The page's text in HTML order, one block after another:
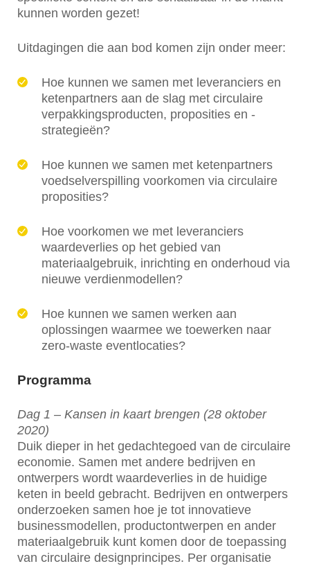
kunnen worden gezet!
Uitdagingen die aan bod komen zijn onder meer:
Hoe kunnen we samen met leveranciers en
ketenpartners aan de slag met circulaire
verpakkingsproducten, proposities en -
strategieën?
Hoe kunnen we samen met ketenpartners
voedselverspilling voorkomen via circulaire
proposities?
Hoe voorkomen we met leveranciers
waardeverlies op het gebied van
materiaalgebruik, inrichting en onderhoud via
nieuwe verdienmodellen?
Hoe kunnen we samen werken aan
oplossingen waarmee we toewerken naar
zero-waste eventlocaties?
Programma
Dag 1 – Kansen in kaart brengen (28 oktober
2020)
Duik dieper in het gedachtegoed van de circulaire
economie. Samen met andere bedrijven en
ontwerpers wordt waardeverlies in de huidige
keten in beeld gebracht. Bedrijven en ontwerpers
onderzoeken samen hoe je tot innovatieve
businessmodellen, productontwerpen en ander
materiaalgebruik kunt komen door de toepassing
van circulaire designprincipes. Per organisatie